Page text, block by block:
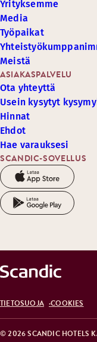
SCANDIC-SOVELLUS
ASIAKASPALVELU
Ota yhteyttä
Usein kysytyt
Hinnat
Ehdot
Hae varauksesi
Yrityksemme
Media
Työpaikat
Meistä
© 2026 SCANDIC HOTELS
TIETOSUOJA COOKIES